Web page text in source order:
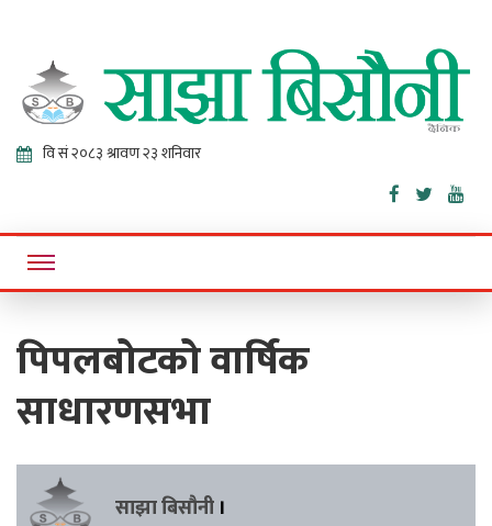
Sajha
Bisaunee
Online News Portal
पिपलबोटको वार्षिक
साधारणसभा
साझा बिसौनी ।